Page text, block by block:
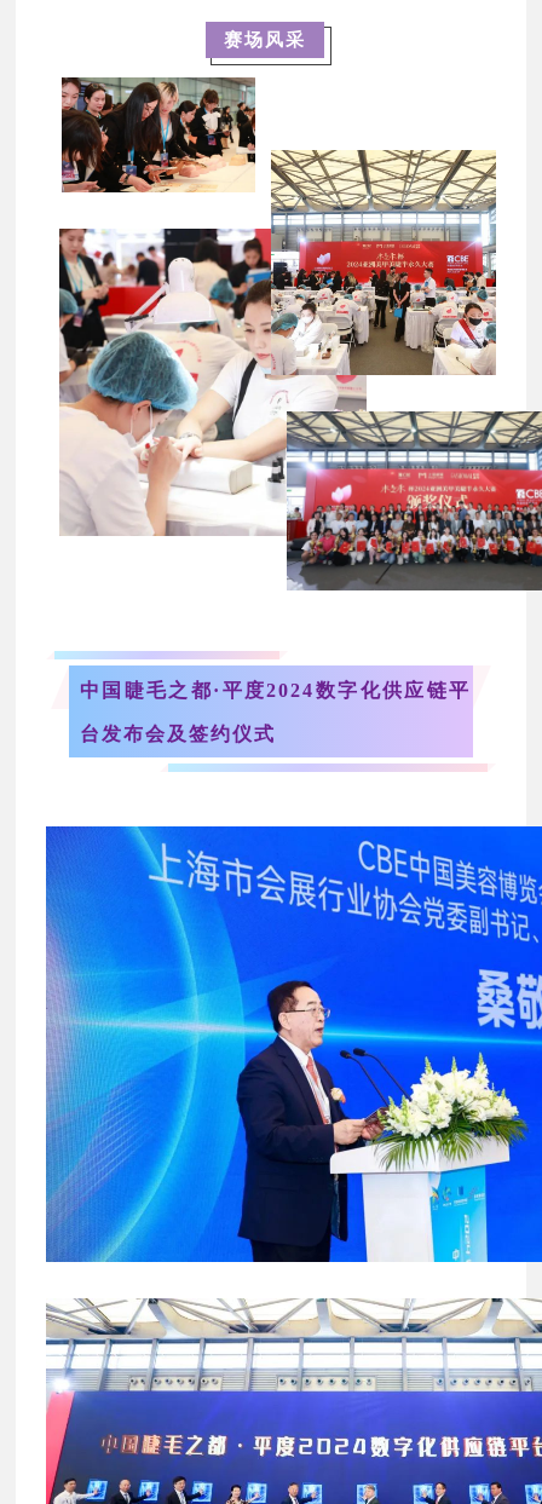
赛场风采
中国睫毛之都·平度2024数字化供应链平
台发布会及签约仪式